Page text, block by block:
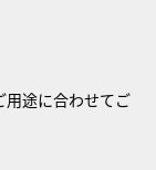
用途に合わせてご